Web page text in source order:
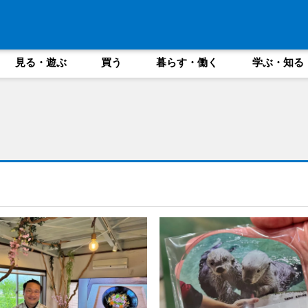
見る・遊ぶ 買う 暮らす・働く 学ぶ・知る